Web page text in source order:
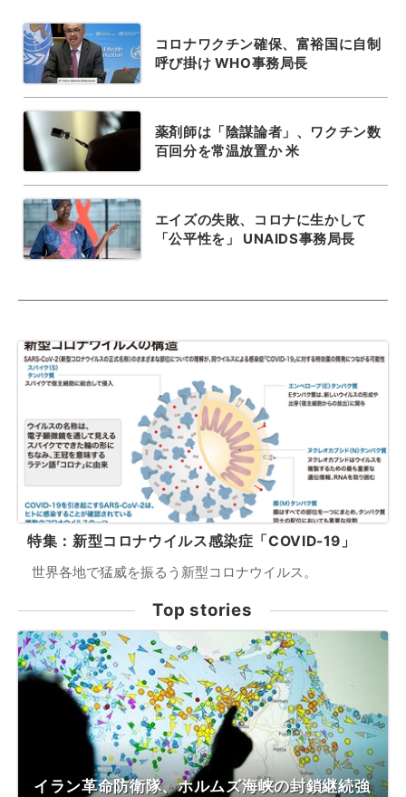
コロナワクチン確保、富裕国に自制
呼び掛け WHO事務局長
薬剤師は「陰謀論者」、ワクチン数
百回分を常温放置か 米
エイズの失敗、コロナに生かして
「公平性を」 UNAIDS事務局長
特集：新型コロナウイルス感染症「COVID-19」
世界各地で猛威を振るう新型コロナウイルス。
Top stories
イラン革命防衛隊、ホルムズ海峡の封鎖継続強